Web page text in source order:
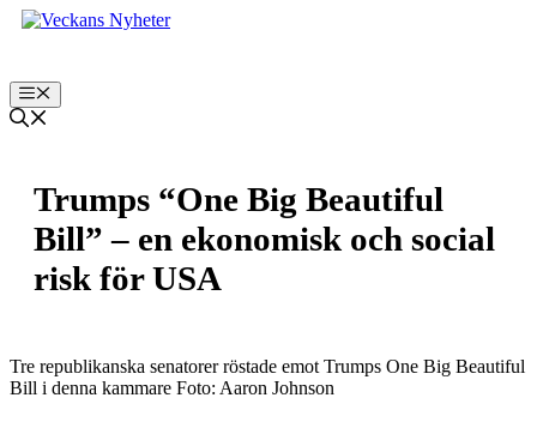
Hoppa
Meny
Trumps “One Big Beautiful
Bill” – en ekonomisk och social
risk för USA
Tre republikanska senatorer röstade emot Trumps One Big Beautiful
Bill i denna kammare Foto: Aaron Johnson